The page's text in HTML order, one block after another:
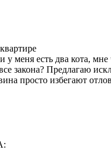
у меня есть два кота,
закона? Предлагаю
просто избегают